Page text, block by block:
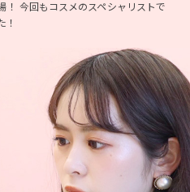
！ 今回もコスメのスペシャリストで
！